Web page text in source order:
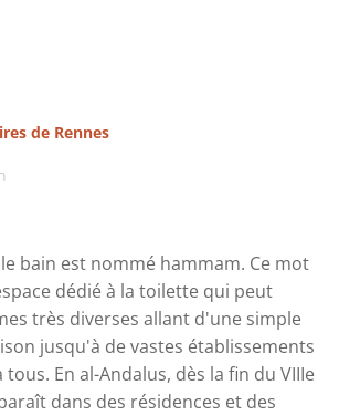
de Rennes
bain est nommé hammam. Ce mot
dédié à la toilette qui peut
très diverses allant d'une simple
jusqu'à de vastes établissements
En al-Andalus, dès la fin du VIIIe
dans des résidences et des